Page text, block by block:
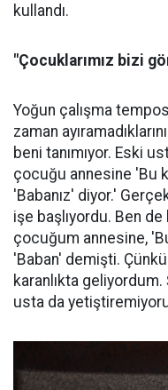
kullandı.
"Çocuklarımız bizi
Yoğun çalışma
zaman
beni tanımıyor. Eski
çocuğu annesine 'Bu
'Babanız' diyor.'
işe başlıyordu. Ben
çocuğum annesine,
'Baban' demişti.
karanlıkta geliyordum.
usta da